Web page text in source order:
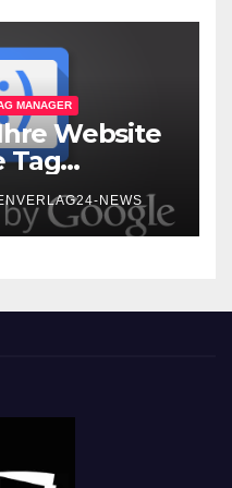
MANAGER
Website
Tag
Tag-
leichtNEWS